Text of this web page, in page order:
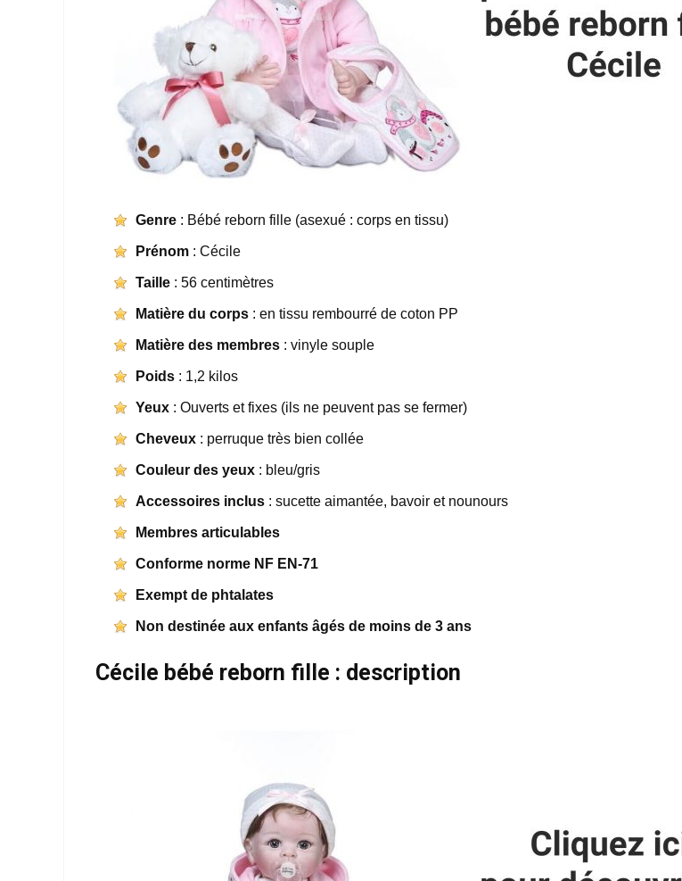
Genre : Bébé reborn fille (asexué : corps en tissu)
Prénom : Cécile
Taille : 56 centimètres
Matière du corps : en tissu rembourré de coton PP
Matière des membres : vinyle souple
Poids : 1,2 kilos
Yeux : Ouverts et fixes (ils ne peuvent pas se fermer)
Cheveux : perruque très bien collée
Couleur des yeux : bleu/gris
Accessoires inclus : sucette aimantée, bavoir et nounours
Membres articulables
Conforme norme NF EN-71
Exempt de phtalates
Non destinée aux enfants âgés de moins de 3 ans
Cécile bébé reborn fille : description